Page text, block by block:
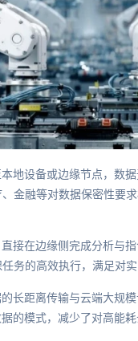
地设备或边缘节点，数
金融等对数据保密性要
接在边缘侧完成分析与
务的高效执行，满足对实
长距离传输与云端大规
的模式，减少了对高能耗